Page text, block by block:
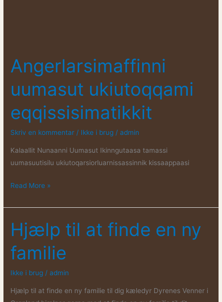
Angerlarsimaffinni
uumasut ukiutoqqami
eqqissisimatikkit
Skriv en kommentar / Ikke i brug /admin
Kalaallit Nunaanni Uumasut Ikinngutaasa tamassi
uumasuutisilu ukiutoqarsiorluarnissassinnik kissaappaasi
Angerlarsimaffinni
ukiutoqqami
eqqissisimatikkit
Read More »
Hjælp til at finde en ny
familie
Ikke i brug /admin
Hjælp til at finde en ny familie til dig kæledyr Dyrenes Venner i